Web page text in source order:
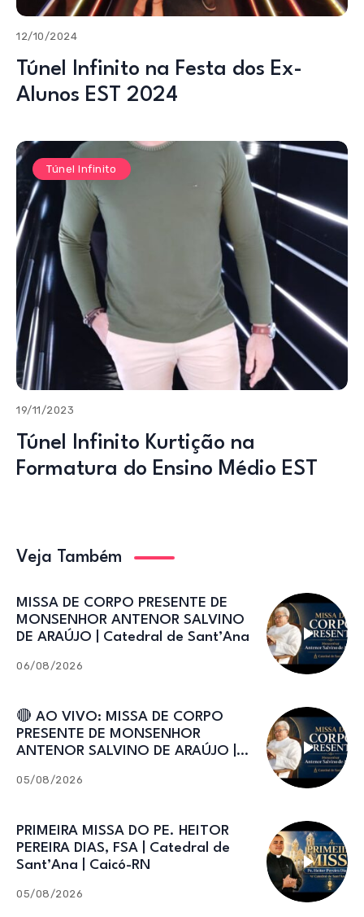
12/10/2024
Túnel Infinito na Festa dos Ex-
Alunos EST 2024
Túnel Infinito
19/11/2023
Túnel Infinito Kurtição na
Formatura do Ensino Médio EST
Veja Também
MISSA DE CORPO PRESENTE DE
MONSENHOR ANTENOR SALVINO
DE ARAÚJO | Catedral de Sant’Ana
06/08/2026
🔴 AO VIVO: MISSA DE CORPO
PRESENTE DE MONSENHOR
ANTENOR SALVINO DE ARAÚJO |
05/08/2026
PRIMEIRA MISSA DO PE. HEITOR
PEREIRA DIAS, FSA | Catedral de
Sant’Ana | Caicó-RN
05/08/2026